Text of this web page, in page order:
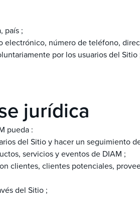
país ;
electrónico, número de teléfono,
por los usuarios del Sitio
jurídica
pueda :
del Sitio y hacer un seguimiento
servicios y eventos de DIAM ;
clientes, clientes potenciales,
del Sitio ;